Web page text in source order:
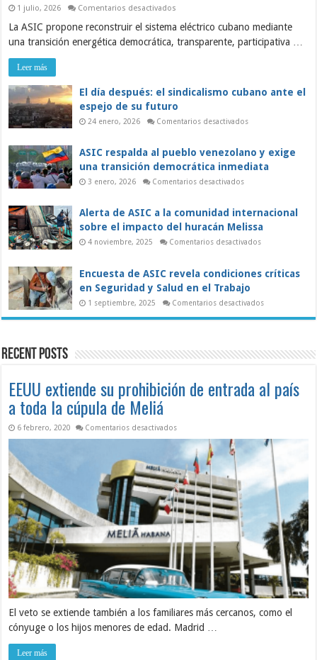
1 julio, 2026 Comentarios desactivados
Sobre
grave
y
papel
de
los
una
transición
democrática
La ASIC propone reconstruir el sistema eléctrico cubano mediante
una transición energética democrática, transparente, participativa …
Leer más
El día después: el sindicalismo cubano ante el
espejo de su futuro
24 enero, 2026 Comentarios desactivadosen
el
sindicalismo
cubano
su
ASIC respalda al pueblo venezolano y exige
una transición democrática inmediata
3 enero, 2026 Comentarios desactivadosen
pueblo
venezolano
y
exige
inmediata
Alerta de ASIC a la comunidad internacional
sobre el impacto del huracán Melissa
4 noviembre, 2025 Comentarios desactivadosen
a
internacional
el
Melissa
Encuesta de ASIC revela condiciones críticas
en Seguridad y Salud en el Trabajo
1 septiembre, 2025 Comentarios desactivadosen
de
críticas
en
Salud
en
Recent Posts
EEUU extiende su prohibición de entrada al país
a toda la cúpula de Meliá
6 febrero, 2020 Comentarios desactivadosen EEUU extiende su prohibición de
El veto se extiende también a los familiares más cercanos, como el
cónyuge o los hijos menores de edad. Madrid …
Leer más